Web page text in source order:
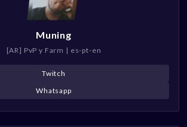
Muning
[AR] PvP y Farm | es-pt-en
Twitch
Whatsapp